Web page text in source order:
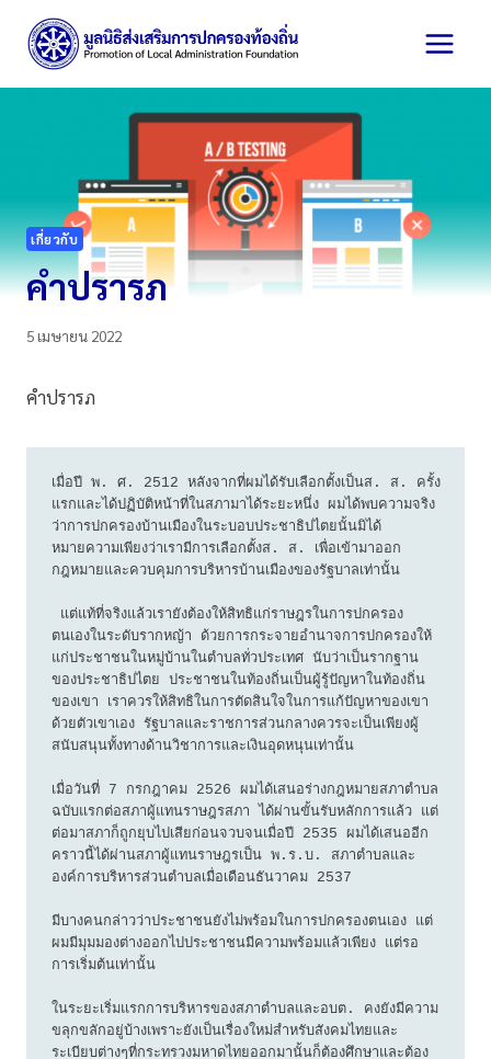
content
เกี่ยวกับ
คำปรารภ
5 เมษายน 2022
คำปรารภ
เมื่อปี พ. ศ. 2512 หลังจากที่ผมได้รับเลือกตั้งเป็นส. ส. ครั้ง
แรกและได้ปฏิบัติหน้าที่ในสภามาได้ระยะหนึ่ง ผมได้พบความจริง
ว่าการปกครองบ้านเมืองในระบอบประชาธิปไตยนั้นมิได้
หมายความเพียงว่าเรามีการเลือกตั้งส. ส. เพื่อเข้ามาออก
กฎหมายและควบคุมการบริหารบ้านเมืองของรัฐบาลเท่านั้น
ตนเองในระดับรากหญ้า ด้วยการกระจายอำนาจการปกครองให้
แก่ประชาชนในหมู่บ้านในตำบลทั่วประเทศ นับว่าเป็นรากฐาน
ของประชาธิปไตย ประชาชนในท้องถิ่นเป็นผู้รู้ปัญหาในท้องถิ่น
ของเขา เราควรให้สิทธิในการตัดสินใจในการแก้ปัญหาของเขา
ด้วยตัวเขาเอง รัฐบาลและราชการส่วนกลางควรจะเป็นเพียงผู้
สนับสนุนทั้งทางด้านวิชาการและเงินอุดหนุนเท่านั้น
เมื่อวันที่ 7 กรกฎาคม 2526 ผมได้เสนอร่างกฎหมายสภาตำบล
ฉบับแรกต่อสภาผู้แทนราษฎรสภา ได้ผ่านขั้นรับหลักการแล้ว แต่
ต่อมาสภาก็ถูกยุบไปเสียก่อนจวบจนเมื่อปี 2535 ผมได้เสนออีก
คราวนี้ได้ผ่านสภาผู้แทนราษฎรเป็น พ.ร.บ. สภาตำบลและ
องค์การบริหารส่วนตำบลเมื่อเดือนธันวาคม 2537
มีบางคนกล่าวว่าประชาชนยังไม่พร้อมในการปกครองตนเอง แต่
ผมมีมุมมองต่างออกไปประชาชนมีความพร้อมแล้วเพียง แต่รอ
การเริ่มต้นเท่านั้น
ในระยะเริ่มแรกการบริหารของสภาตำบลและอบต. คงยังมีความ
ขลุกขลักอยู่บ้างเพราะยังเป็นเรื่องใหม่สำหรับสังคมไทยและ
ระเบียบต่างๆที่กระทรวงมหาดไทยออกมานั้นก็ต้องศึกษาและต้อง